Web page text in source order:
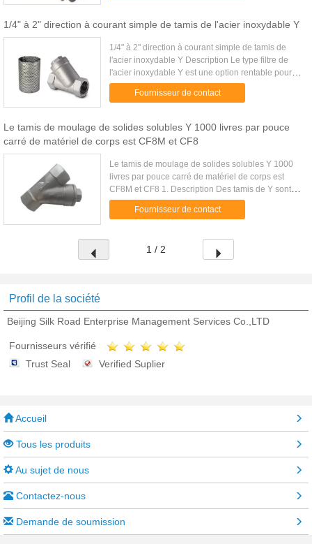
1/4" à 2" direction à courant simple de tamis de l'acier inoxydable Y
1/4" à 2" direction à courant simple de tamis de
l'acier inoxydable Y Description Le type filtre de
l'acier inoxydable Y est une option rentable pour
l'usage dans n'importe quel type d'application
industrielle, ...
Fournisseur de contact
Le tamis de moulage de solides solubles Y 1000 livres par pouce
carré de matériel de corps est CF8M et CF8
Le tamis de moulage de solides solubles Y 1000
livres par pouce carré de matériel de corps est
CF8M et CF8 1. Description Des tamis de Y sont
conçus pour des lignes de vapeur, de pétrole ou
de flottaison. Des ...
Fournisseur de contact
1 / 2
Profil de la société
Beijing Silk Road Enterprise Management Services Co.,LTD
Fournisseurs vérifié
Trust Seal
Verified Suplier
Accueil
Tous les produits
Au sujet de nous
Contactez-nous
Demande de soumission